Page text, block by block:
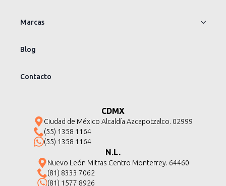
Marcas
Blog
Contacto
CDMX
Ciudad de México Alcaldía Azcapotzalco. 02999
(55) 1358 1164
(55) 1358 1164
N.L.
Nuevo León Mitras Centro Monterrey. 64460
(81) 8333 7062
(81) 1577 8926